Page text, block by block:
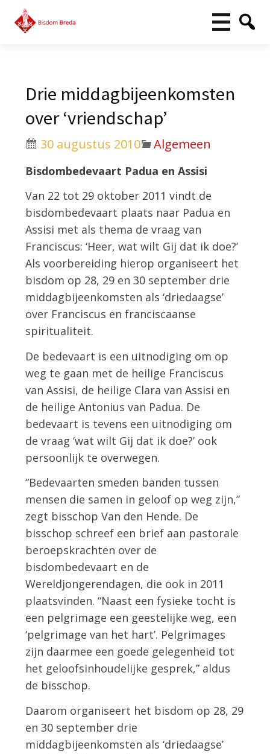
Drie middagbijeenkomsten
over ‘vriendschap’
30 augustus 2010 Algemeen
Bisdombedevaart Padua en Assisi
Van 22 tot 29 oktober 2011 vindt de
bisdombedevaart plaats naar Padua en
Assisi met als thema de vraag van
Franciscus: ‘Heer, wat wilt Gij dat ik doe?’
Als voorbereiding hierop organiseert het
bisdom op 28, 29 en 30 september drie
middagbijeenkomsten als ‘driedaagse’
over Franciscus en franciscaanse
spiritualiteit.
De bedevaart is een uitnodiging om op
weg te gaan met de heilige Franciscus
van Assisi, de heilige Clara van Assisi en
de heilige Antonius van Padua. De
bedevaart is tevens een uitnodiging om
de vraag ‘wat wilt Gij dat ik doe?’ ook
persoonlijk te overwegen.
“Bedevaarten smeden banden tussen
mensen die samen in geloof op weg zijn,”
zegt bisschop Van den Hende. De
bisschop schreef een brief aan pastorale
beroepskrachten over de
bisdombedevaart en de
Wereldjongerendagen, die ook in 2011
plaatsvinden. “Naast een fysieke tocht is
een pelgrimage een geestelijke weg, een
‘pelgrimage van het hart’. Pelgrimages
zijn daarmee een goede gelegenheid tot
het geloofsinhoudelijke gesprek,” aldus
de bisschop.
Daarom organiseert het bisdom op 28, 29
en 30 september drie
middagbijeenkomsten als ‘driedaagse’